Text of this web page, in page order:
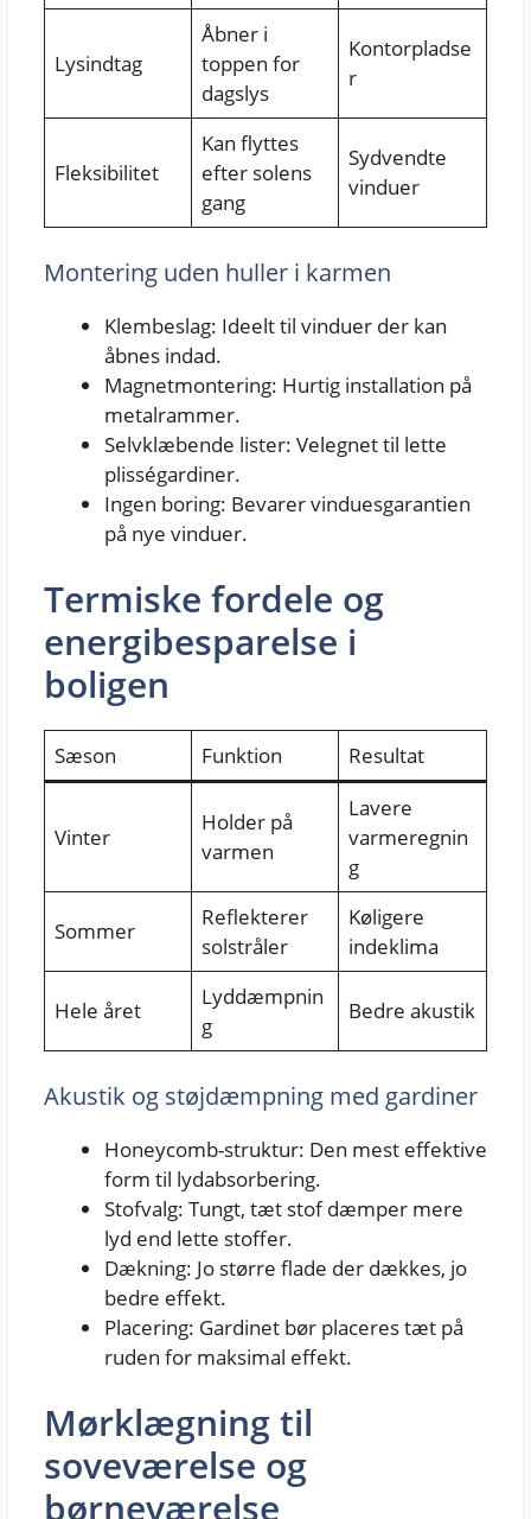
Lysindtag
Åbner i
toppen for
dagslys
Kontorpladse
r
Fleksibilitet
Kan flyttes
efter solens
gang
Sydvendte
vinduer
Montering uden huller i karmen
Klembeslag: Ideelt til vinduer der kan
åbnes indad.
Magnetmontering: Hurtig installation på
metalrammer.
Selvklæbende lister: Velegnet til lette
plisségardiner.
Ingen boring: Bevarer vinduesgarantien
på nye vinduer.
Termiske fordele og
energibesparelse i
boligen
Sæson Funktion Resultat
Vinter
Holder på
varmen
Lavere
varmeregnin
g
Sommer
Reflekterer
solstråler
Køligere
indeklima
Hele året
Lyddæmpnin
g
Bedre akustik
Akustik og støjdæmpning med gardiner
Honeycomb-struktur: Den mest effektive
form til lydabsorbering.
Stofvalg: Tungt, tæt stof dæmper mere
lyd end lette stoffer.
Dækning: Jo større flade der dækkes, jo
bedre effekt.
Placering: Gardinet bør placeres tæt på
ruden for maksimal effekt.
Mørklægning til
soveværelse og
børneværelse